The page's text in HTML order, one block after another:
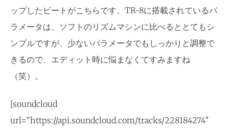
ップしたビートがこちらです。TR-8に搭載されているパ
ラメータは、ソフトのリズムマシンに比べるととてもシ
ンプルですが、少ないパラメータでもしっかりと調整で
きるので、エディット時に悩まなくてすみますね
（笑）。
[soundcloud
url=”https://api.soundcloud.com/tracks/228184274″